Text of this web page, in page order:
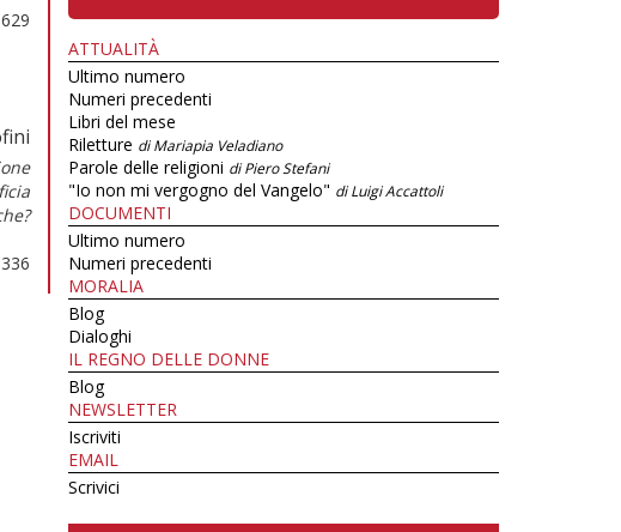
ATTUALITÀ
Ultimo numero
Numeri precedenti
Libri del mese
Riletture di Mariapia Veladiano
Parole delle religioni di Piero Stefani
"Io non mi vergogno del Vangelo" di Luigi Accattoli
DOCUMENTI
Ultimo numero
Numeri precedenti
MORALIA
Blog
Dialoghi
IL REGNO DELLE DONNE
Blog
NEWSLETTER
Iscriviti
EMAIL
Scrivici